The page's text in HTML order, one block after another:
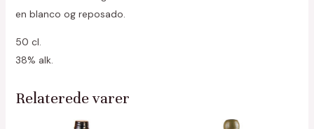
en blanco og reposado.
50 cl.
38% alk.
Relaterede varer